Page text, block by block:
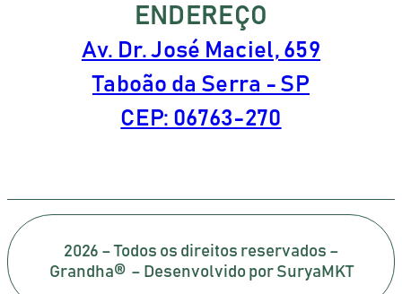
ENDEREÇO
Av. Dr. José Maciel, 659
Taboão da Serra - SP
CEP: 06763-270
2026 – Todos os direitos reservados –
Grandha® – Desenvolvido por SuryaMKT